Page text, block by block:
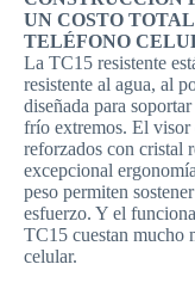
UN COSTO
TELÉFONO
La TC15 resistente
resistente al agua, al
diseñada para
frío extremos. El visor
reforzados con cristal
excepcional
peso permiten
esfuerzo. Y el
TC15 cuestan mucho
celular.